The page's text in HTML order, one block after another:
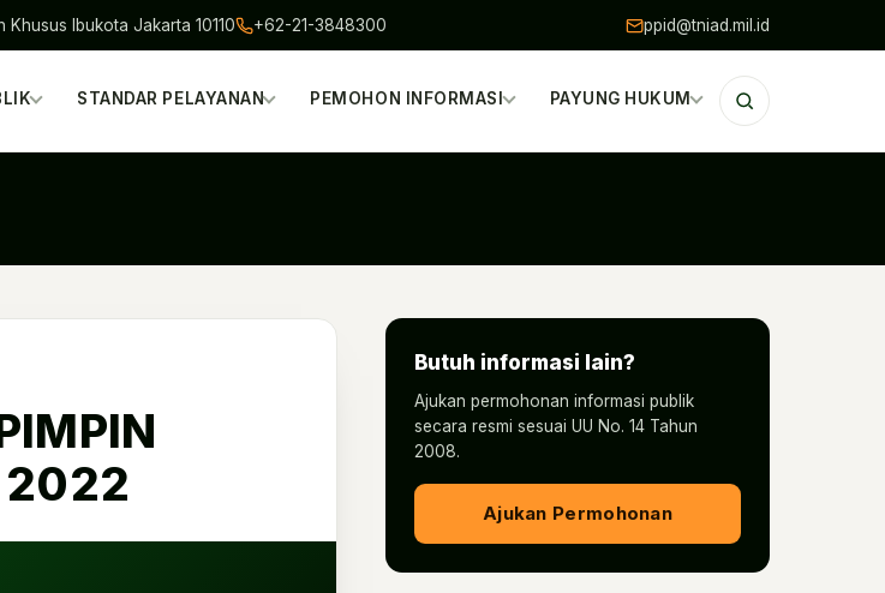
Khusus Ibukota Jakarta 10110 +62-21-3848300 ppid@tniad.mil.id
STANDAR PELAYANAN PEMOHON INFORMASI PAYUNG HUKUM
2022
Butuh informasi lain?
Ajukan permohonan informasi publik
secara resmi sesuai UU No. 14 Tahun
2008.
Ajukan Permohonan